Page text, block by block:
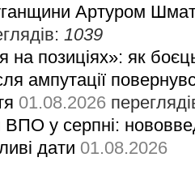
Артуром
1039
позиціях»: як
ампутації
01.08.2026
у серпні:
дати 01.08.2026